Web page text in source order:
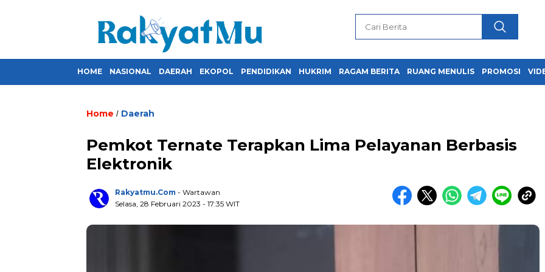
HOME NASIONAL DAERAH EKOPOL PENDIDIKAN HUKRIM RAGAM BERITA RUANG MENULIS PROMOSI
Home / Daerah
Pemkot Ternate Terapkan Lima Pelayanan Berbasis
Elektronik
Rakyatmu.com - Wartawan
Selasa, 28 Februari 2023 - 17:35 WIT